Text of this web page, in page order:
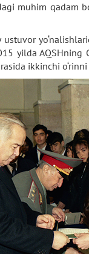
muhim qadam
yilda
ikkinchi